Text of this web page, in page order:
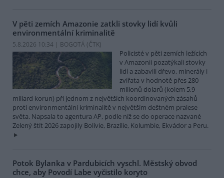
V pěti zemích Amazonie zatkli stovky lidí kvůli
environmentální kriminalitě
5.8.2026 10:34 | BOGOTÁ (ČTK)
Policisté v pěti zemích ležících
v Amazonii pozatýkali stovky
lidí a zabavili dřevo, minerály i
zvířata v hodnotě přes 280
milionů dolarů (kolem 5,9
miliard korun) při jednom z největších koordinovaných zásahů
proti environmentální kriminalitě v největším deštném pralese
světa. Napsala to agentura AP, podle níž se do operace nazvané
Zelený štít 2026 zapojily Bolívie, Brazílie, Kolumbie, Ekvádor a Peru.
Potok Bylanka v Pardubicích vyschl. Městský obvod
chce, aby Povodí Labe vyčistilo koryto